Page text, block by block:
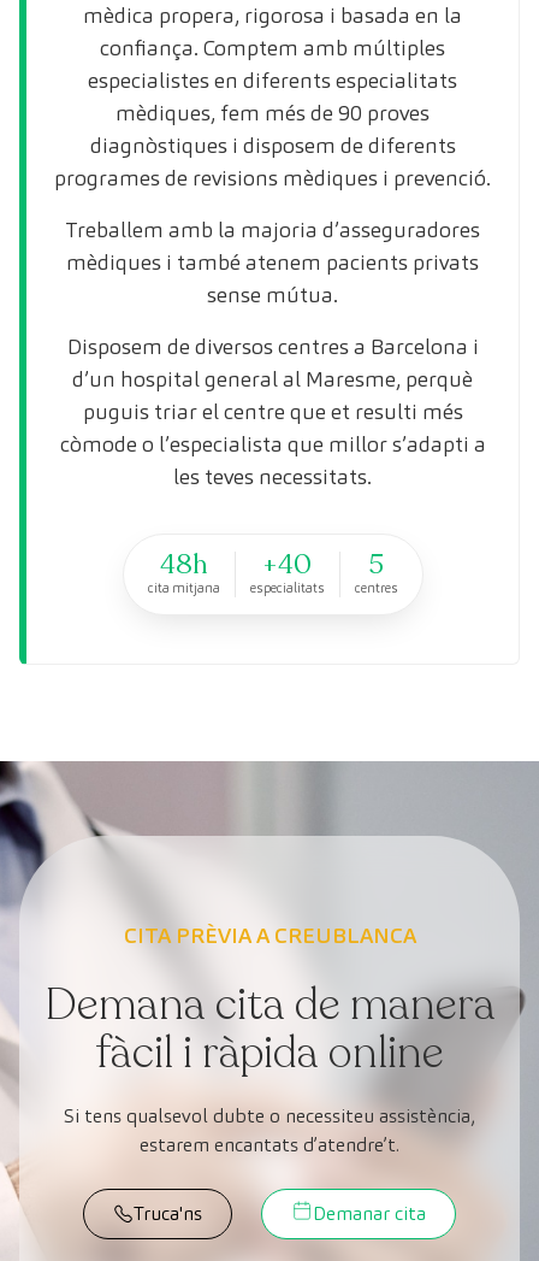
mèdica propera, rigorosa i basada en la
confiança. Comptem amb múltiples
especialistes en diferents especialitats
mèdiques, fem més de 90 proves
diagnòstiques i disposem de diferents
programes de revisions mèdiques i prevenció.
Treballem amb la majoria d’asseguradores
mèdiques i també atenem pacients privats
sense mútua.
Disposem de diversos centres a Barcelona i
d’un hospital general al Maresme, perquè
puguis triar el centre que et resulti més
còmode o l’especialista que millor s’adapti a
les teves necessitats.
48h
cita mitjana
+40
especialitats
5
centres
CITA PRÈVIA A CREUBLANCA
Demana cita de manera
fàcil i ràpida online
Si tens qualsevol dubte o necessiteu assistència,
estarem encantats d’atendre’t.
Truca'ns Demanar cita